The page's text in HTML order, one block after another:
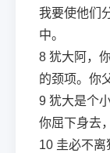
我要使他们
中。
8 犹大阿，
的颈项。你
9 犹大是个
你屈下身去
10 圭必不离